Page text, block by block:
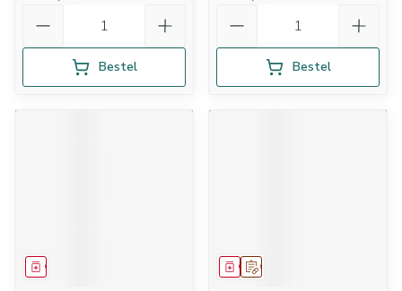
Bestel Bestel
Geneesmiddel Op voorschrift
Geneesmiddel